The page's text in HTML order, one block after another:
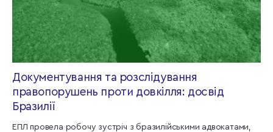
Документування та розслідування
правопорушень проти довкілля: досвід
Бразилії
ЕПЛ провела робочу зустріч з бразилійськими адвокатами,